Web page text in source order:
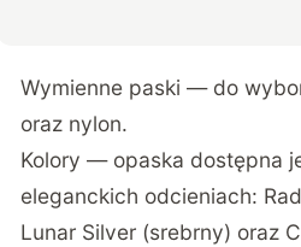
Wymienne paski — do
oraz nylon.
Kolory — opaska dostępna
eleganckich odcieniach:
Lunar Silver (srebrny) oraz